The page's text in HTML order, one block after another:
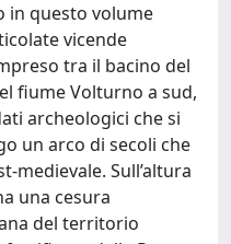
in questo volume
vicende
tra il bacino del
fiume Volturno a sud,
archeologici che si
un arco di secoli che
medievale. Sull’altura
una cesura
del territorio